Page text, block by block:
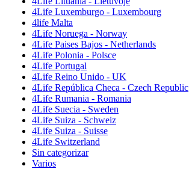
4Life Luxemburgo - Luxembourg
4life Malta
4Life Noruega - Norway
4Life Paises Bajos - Netherlands
4Life Polonia - Polsce
4Life Portugal
4Life Reino Unido - UK
4Life República Checa - Czech Republic
4Life Rumania - Romania
4Life Suecia - Sweden
4Life Suiza - Schweiz
4Life Suiza - Suisse
4Life Switzerland
Sin categorizar
Varios